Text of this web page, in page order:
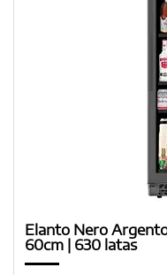
Elanto Nero
60cm | 630 latas